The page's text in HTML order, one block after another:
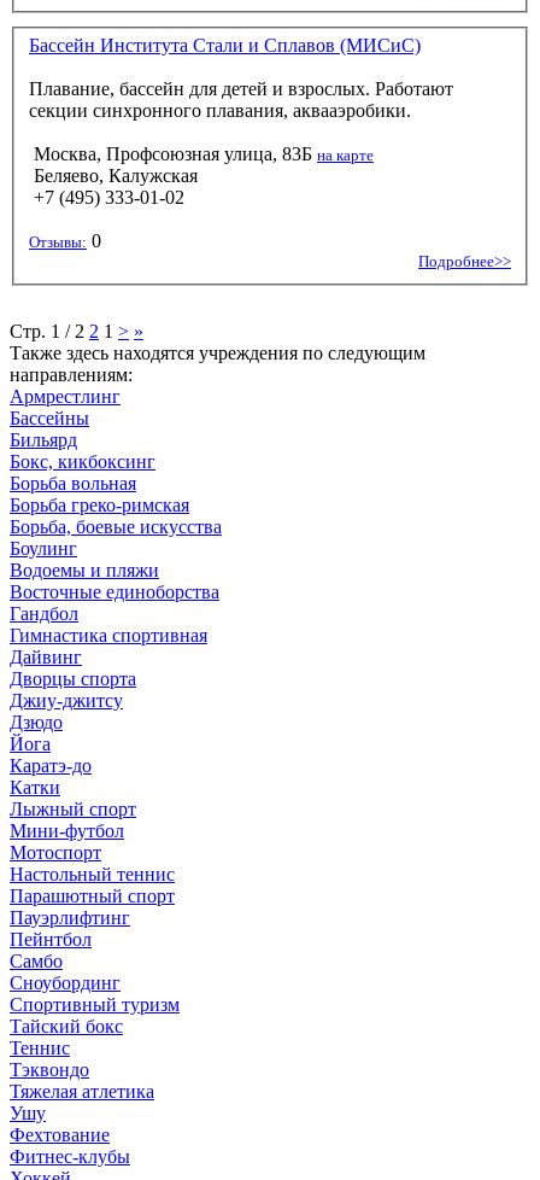
Бассейн Института Стали и Сплавов (МИСиС)
Плавание, бассейн для детей и взрослых. Работают
секции синхронного плавания, аквааэробики.
Москва, Профсоюзная улица, 83Б на карте
Беляево, Калужская
+7 (495) 333-01-02
Отзывы: 0
Подробнее>>
Стр. 1 / 2 2 1 > »
Также здесь находятся учреждения по следующим
направлениям:
Армрестлинг
Бассейны
Бильярд
Бокс, кикбоксинг
Борьба вольная
Борьба греко-римская
Борьба, боевые искусства
Боулинг
Водоемы и пляжи
Восточные единоборства
Гандбол
Гимнастика спортивная
Дайвинг
Дворцы спорта
Джиу-джитсу
Дзюдо
Йога
Каратэ-до
Катки
Лыжный спорт
Мини-футбол
Мотоспорт
Настольный теннис
Парашютный спорт
Пауэрлифтинг
Пейнтбол
Самбо
Сноубординг
Спортивный туризм
Тайский бокс
Теннис
Тэквондо
Тяжелая атлетика
Ушу
Фехтование
Фитнес-клубы